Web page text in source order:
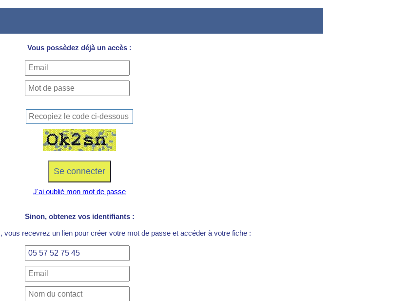
Vous possèdez déjà un accès :
J'ai oublié mon mot de passe
Sinon, obtenez vos identifiants :
vous recevrez un lien pour créer votre mot de passe et accéder à votre fiche :